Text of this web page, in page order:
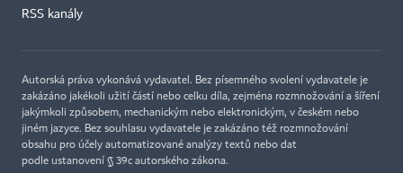
RSS kanály
Autorská práva vykonává vydavatel. Bez písemného svolení vydavatele je
zakázáno jakékoli užití částí nebo celku díla, zejména rozmnožování a šíření
jakýmkoli způsobem, mechanickým nebo elektronickým, v českém nebo
jiném jazyce. Bez souhlasu vydavatele je zakázáno též rozmnožování
obsahu pro účely automatizované analýzy textů nebo dat
podle ustanovení § 39c autorského zákona.